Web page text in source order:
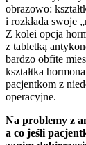
obrazowo:
i rozkłada swoje
Z kolei opcja
z tabletką
bardzo obfite
kształtka
pacjentkom z
operacyjne.
Na problemy z
a co jeśli